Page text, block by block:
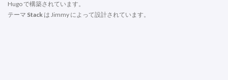
Hugoで構築されています。
テーマ Stack は Jimmy によって設計されています。